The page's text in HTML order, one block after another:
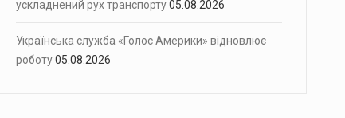
ускладнений рух транспорту05.08.2026
Українська служба «Голос Америки» відновлює
роботу05.08.2026